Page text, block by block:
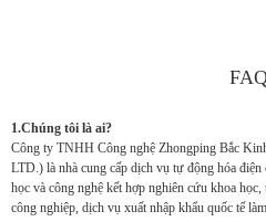
1.Chúng tôi là ai?
Công ty TNHH Công nghệ Zhongping Bắc
LTD.) là nhà cung cấp dịch vụ tự động hóa
học và công nghệ kết hợp nghiên cứu khoa
công nghiệp, dịch vụ xuất nhập khẩu quốc tế